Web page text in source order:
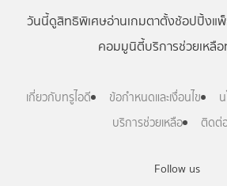
Follow us
วันนี้ดูสิทธิพิเศษอ่านเกมตาตั้งช้อปปิ้งแ
คอมมูนิตี้บริการช่วยเหลือ
เกี่ยวกับทรูไอดี ข้อกำหนดและเงื่อนไข
บริการช่วยเหลือ
ติดต่อ